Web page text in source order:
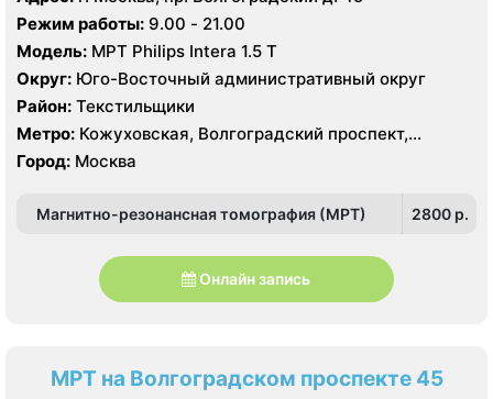
Режим работы: 9.00 - 21.00
Модель: МРТ Philips Intera 1.5 T
Округ: Юго-Восточный административный округ
Район: Текстильщики
Метро: Кожуховская, Волгоградский проспект,
Текстильщики
Город: Москва
Магнитно-резонансная томография (МРТ) 2800 p.
Онлайн запись
МРТ на Волгоградском проспекте 45